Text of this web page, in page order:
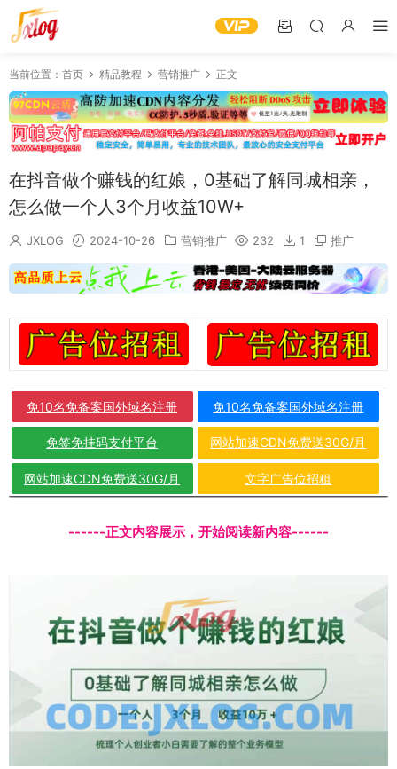
当前位置： 首页 精品教程 营销推广 正文
在抖音做个赚钱的红娘，0基础了解同城相亲，
怎么做一个人3个月收益10W+
JXLOG 2024-10-26 营销推广 232 1 推广
免10名免备案国外域名注册 免10名免备案国外域名注册
免签免挂码支付平台 网站加速CDN免费送30G/月
网站加速CDN免费送30G/月 文字广告位招租
------正文内容展示，开始阅读新内容------